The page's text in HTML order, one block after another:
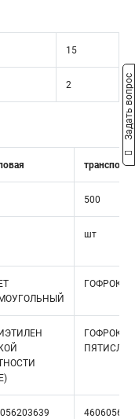
15
2
500
шт
Задать вопрос